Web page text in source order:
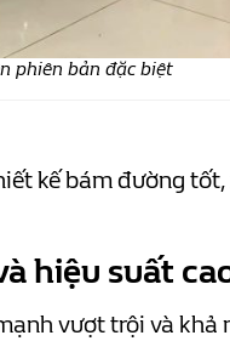
phiên bản đặc biệt
kế bám đường
hiệu suất
vượt trội và khả